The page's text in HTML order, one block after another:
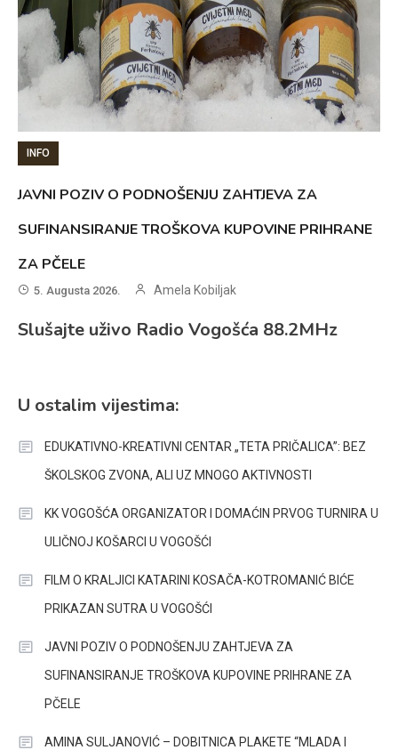
INFO
JAVNI POZIV O PODNOŠENJU ZAHTJEVA ZA
SUFINANSIRANJE TROŠKOVA KUPOVINE PRIHRANE
ZA PČELE
5. Augusta 2026. Amela Kobiljak
Slušajte uživo Radio Vogošća 88.2MHz
U ostalim vijestima:
EDUKATIVNO-KREATIVNI CENTAR „TETA PRIČALICA”: BEZ
ŠKOLSKOG ZVONA, ALI UZ MNOGO AKTIVNOSTI
KK VOGOŠĆA ORGANIZATOR I DOMAĆIN PRVOG TURNIRA U
ULIČNOJ KOŠARCI U VOGOŠĆI
FILM O KRALJICI KATARINI KOSAČA-KOTROMANIĆ BIĆE
PRIKAZAN SUTRA U VOGOŠĆI
JAVNI POZIV O PODNOŠENJU ZAHTJEVA ZA
SUFINANSIRANJE TROŠKOVA KUPOVINE PRIHRANE ZA
PČELE
AMINA SULJANOVIĆ – DOBITNICA PLAKETE “MLADA I